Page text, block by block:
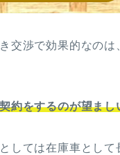
交渉で効果的なのは
約をするのが望まし
しては在庫車とし